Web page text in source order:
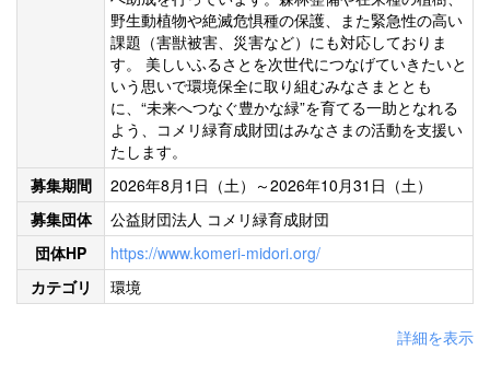
野生動植物や絶滅危惧種の保護、また緊急性の高い
課題（害獣被害、災害など）にも対応しておりま
す。 美しいふるさとを次世代につなげていきたいと
いう思いで環境保全に取り組むみなさまととも
に、“未来へつなぐ豊かな緑”を育てる一助となれる
よう、コメリ緑育成財団はみなさまの活動を支援い
たします。
募集期間
2026年8月1日（土）～2026年10月31日（土）
募集団体
公益財団法人 コメリ緑育成財団
団体HP
https://www.komeri-midori.org/
カテゴリ
環境
詳細を表示